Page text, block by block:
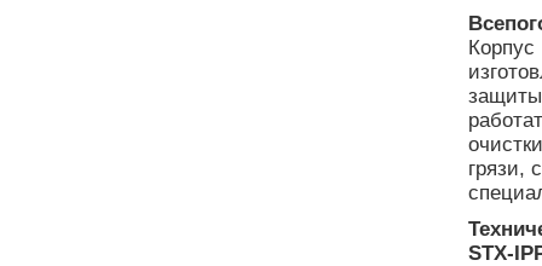
Корпус
защиты
грязи,
STX-